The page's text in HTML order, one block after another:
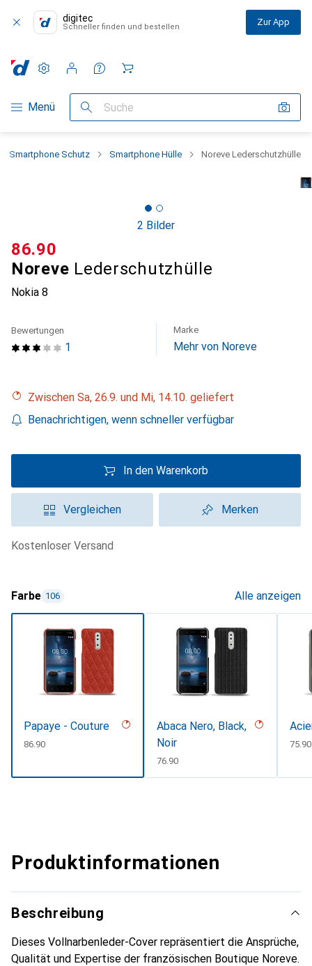
digitec
Schneller finden und bestellen Zur App
Navigation nach Kategorien
Menü Suche
Einstellungen
Kundenkonto
Vergleichslisten
Merklisten
Warenkorb
Smartphone Schutz Smartphone Hülle Noreve Lederschutzhülle
2 Bilder
Noreve Lederschutzhülle
Nokia 8
CHF
86.90
1
Bewertungen Marke
Mehr von Noreve
Zwischen Sa, 26.9. und Mi, 14.10. geliefert
Benachrichtigen, wenn schneller verfügbar
In den Warenkorb
Vergleichen Merken
kostenloser Versand
Farbe 106 Alle anzeigen
Papaye - Couture
CHF
86.90
Abaca Nero, Black,
Noir
CHF
76.90
CHF
75.90
Produktinformationen
Beschreibung
Dieses Vollnarbenleder-Cover repräsentiert die Ansprüche,
Qualität und Expertise der französischen Boutique Noreve.